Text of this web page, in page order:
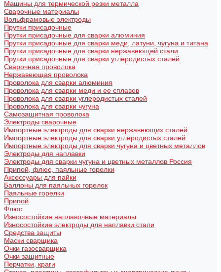
Машины для термической резки металла
Сварочные материалы
Вольфрамовые электроды
Прутки присадочные
Прутки присадочные для сварки алюминия
Прутки присадочные для сварки меди, латуни, чугуна и титана
Прутки присадочные для сварки нержавеющей стали
Прутки присадочные для сварки углеродистых сталей
Сварочная проволока
Нержавеющая проволока
Проволока для сварки алюминия
Проволока для сварки меди и ее сплавов
Проволока для сварки углеродистых сталей
Проволока для сварки чугуна
Самозащитная проволока
Электроды сварочные
Импортные электроды для сварки нержавеющих сталей
Импортные электроды для сварки углеродистых сталей
Импортные электроды для сварки чугуна и цветных металлов
Электроды для наплавки
Электроды для сварки чугуна и цветных металлов Россия
Припой, флюс, паяльные горелки
Аксессуары для пайки
Баллоны для паяльных горелок
Паяльные горелки
Припой
Флюс
Износостойкие наплавочные материалы
Износостойкие электроды для наплавки стали
Средства защиты
Маски сварщика
Очки газосварщика
Очки защитные
Перчатки, краги